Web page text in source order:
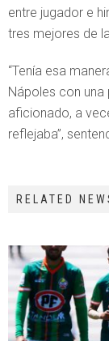
entre jugador e
tres mejores de
“Tenía esa
Nápoles con una
aficionado, a
reflejaba”,
RELATED